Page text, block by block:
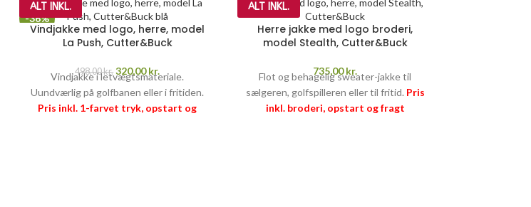
-36%
ALT INKL.
Vindjakke med logo, herre, model
La Push, Cutter&Buck
498,00kr. 320,00kr.
Vindjakke i letvægtsmateriale.
Uundværlig på golfbanen eller i fritiden.
Pris inkl. 1-farvet tryk, opstart og
ALT INKL.
Herre jakke med logo broderi,
model Stealth, Cutter&Buck
735,00kr.
Flot og behagelig sweater-jakke til
sælgeren, golfspilleren eller til fritid. Pris
inkl. broderi, opstart og fragt